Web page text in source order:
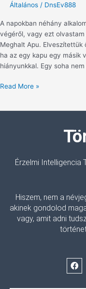
Általános / DnsEv888
A napokban néhány
végéről, vagy ezt
Meghalt Apu. Elveszítettük
ha az egy kapu egy másik
hiányunkkal. Egy soha
Read More »
Érzelmi Intelligencia
Hiszem, nem a
akinek gondolod
vagy, amit adni
F
a
c